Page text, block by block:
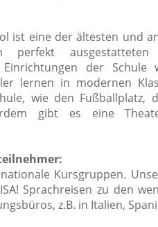
ist eine der ältesten und
perfekt
Einrichtungen der
lernen in modernen
wie den Fußballplatz,
gibt es eine
Kursgruppen.
Sprachreisen zu den
z.B. in Italien,